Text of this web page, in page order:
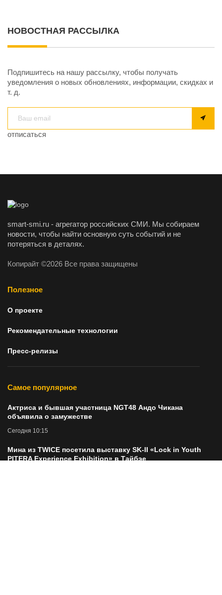
НОВОСТНАЯ РАССЫЛКА
Подпишитесь на нашу рассылку, чтобы получать
уведомления о новых обновлениях, информации, скидках и
т. д.
отписаться
smart-smi.ru - агрегатор российских СМИ. Мы собираем
новости, чтобы найти основную суть событий и не
потеряться в деталях.
Копирайт ©2026 Все права защищены
Полезное
О проекте
Рекомендательные технологии
Пресс-релизы
Самое популярное
Актриса и бывшая участница NGT48 Андо Чикана
объявила о замужестве
Сегодня 10:15
Мина из TWICE посетила выставку SK-II «Lock in Youth
PITERA Experience Exhibition» в Тайбэе